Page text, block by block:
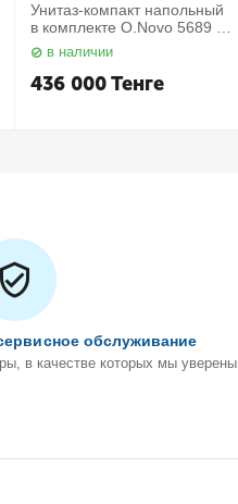
Унитаз-компакт напольный
в комплекте O.Novo 5689 10
01 Villeroy&Boch
в наличии
436 000Тенге
обслуживание
в качестве которых мы уверены